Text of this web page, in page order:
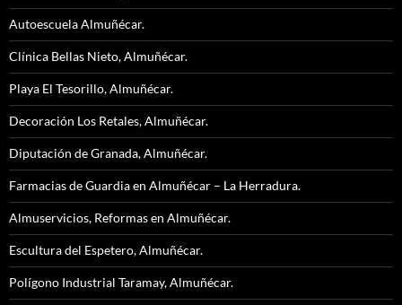
Autoescuela Almuñécar.
Clínica Bellas Nieto, Almuñécar.
Playa El Tesorillo, Almuñécar.
Decoración Los Retales, Almuñécar.
Diputación de Granada, Almuñécar.
Farmacias de Guardia en Almuñécar – La Herradura.
Almuservicios, Reformas en Almuñécar.
Escultura del Espetero, Almuñécar.
Polígono Industrial Taramay, Almuñécar.